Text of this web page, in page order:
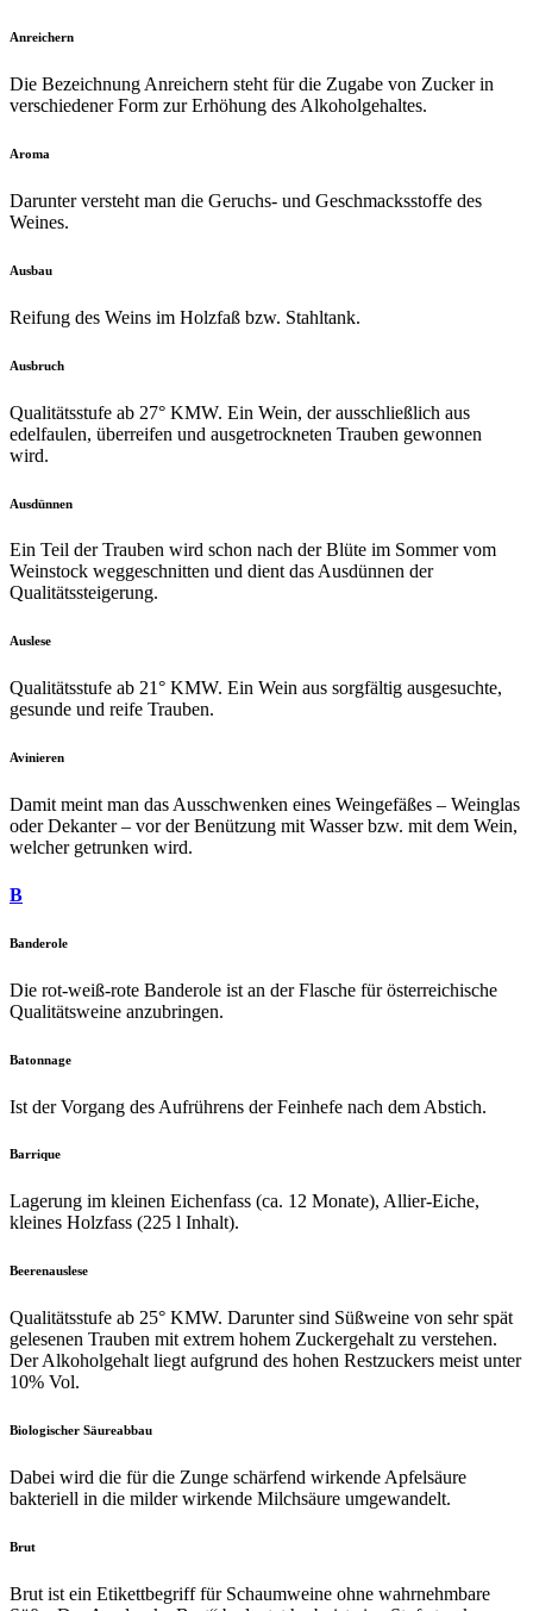
Anreichern
Die Bezeichnung Anreichern steht für die Zugabe von Zucker in
verschiedener Form zur Erhöhung des Alkoholgehaltes.
Aroma
Darunter versteht man die Geruchs- und Geschmacksstoffe des
Weines.
Ausbau
Reifung des Weins im Holzfaß bzw. Stahltank.
Ausbruch
Qualitätsstufe ab 27° KMW. Ein Wein, der ausschließlich aus
edelfaulen, überreifen und ausgetrockneten Trauben gewonnen
wird.
Ausdünnen
Ein Teil der Trauben wird schon nach der Blüte im Sommer vom
Weinstock weggeschnitten und dient das Ausdünnen der
Qualitätssteigerung.
Auslese
Qualitätsstufe ab 21° KMW. Ein Wein aus sorgfältig ausgesuchte,
gesunde und reife Trauben.
Avinieren
Damit meint man das Ausschwenken eines Weingefäßes – Weinglas
oder Dekanter – vor der Benützung mit Wasser bzw. mit dem Wein,
welcher getrunken wird.
B
Banderole
Die rot-weiß-rote Banderole ist an der Flasche für österreichische
Qualitätsweine anzubringen.
Batonnage
Ist der Vorgang des Aufrührens der Feinhefe nach dem Abstich.
Barrique
Lagerung im kleinen Eichenfass (ca. 12 Monate), Allier-Eiche,
kleines Holzfass (225 l Inhalt).
Beerenauslese
Qualitätsstufe ab 25° KMW. Darunter sind Süßweine von sehr spät
gelesenen Trauben mit extrem hohem Zuckergehalt zu verstehen.
Der Alkoholgehalt liegt aufgrund des hohen Restzuckers meist unter
10% Vol.
Biologischer Säureabbau
Dabei wird die für die Zunge schärfend wirkende Apfelsäure
bakteriell in die milder wirkende Milchsäure umgewandelt.
Brut
Brut ist ein Etikettbegriff für Schaumweine ohne wahrnehmbare